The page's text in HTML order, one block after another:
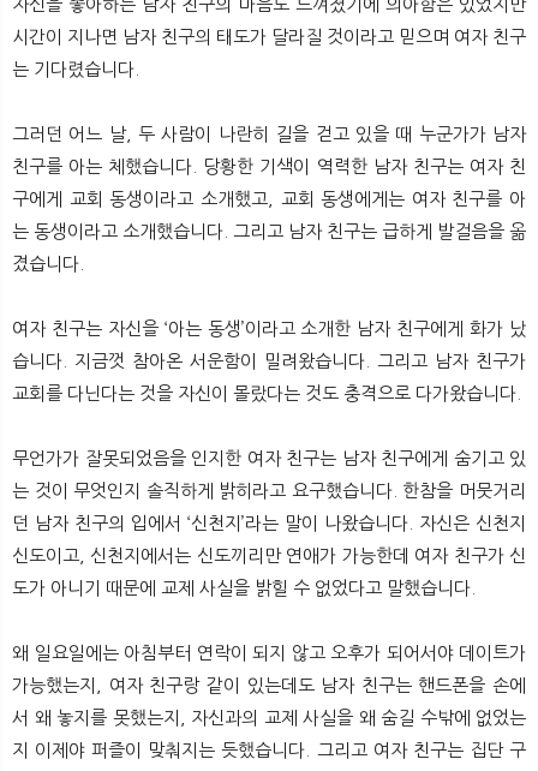
자신을 좋아하는 남자 친구의 마음도 느껴졌기에 의아함은 있었지만
시간이 지나면 남자 친구의 태도가 달라질 것이라고 믿으며 여자 친구
는 기다렸습니다.
그러던 어느 날, 두 사람이 나란히 길을 걷고 있을 때 누군가가 남자
친구를 아는 체했습니다. 당황한 기색이 역력한 남자 친구는 여자 친
구에게 교회 동생이라고 소개했고, 교회 동생에게는 여자 친구를 아
는 동생이라고 소개했습니다. 그리고 남자 친구는 급하게 발걸음을 옮
겼습니다.
여자 친구는 자신을 ‘아는 동생’이라고 소개한 남자 친구에게 화가 났
습니다. 지금껏 참아온 서운함이 밀려왔습니다. 그리고 남자 친구가
교회를 다닌다는 것을 자신이 몰랐다는 것도 충격으로 다가왔습니다.
무언가가 잘못되었음을 인지한 여자 친구는 남자 친구에게 숨기고 있
는 것이 무엇인지 솔직하게 밝히라고 요구했습니다. 한참을 머뭇거리
던 남자 친구의 입에서 ‘신천지’라는 말이 나왔습니다. 자신은 신천지
신도이고, 신천지에서는 신도끼리만 연애가 가능한데 여자 친구가 신
도가 아니기 때문에 교제 사실을 밝힐 수 없었다고 말했습니다.
왜 일요일에는 아침부터 연락이 되지 않고 오후가 되어서야 데이트가
가능했는지, 여자 친구랑 같이 있는데도 남자 친구는 핸드폰을 손에
서 왜 놓지를 못했는지, 자신과의 교제 사실을 왜 숨길 수밖에 없었는
지 이제야 퍼즐이 맞춰지는 듯했습니다. 그리고 여자 친구는 집단 구